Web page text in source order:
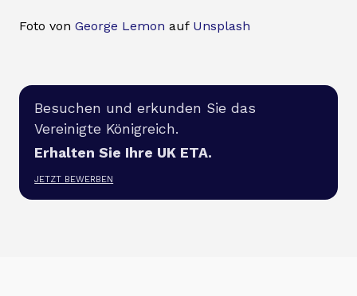
Foto von George Lemon auf Unsplash
Besuchen und erkunden Sie das
Vereinigte Königreich.
Erhalten Sie Ihre UK ETA.
JETZT BEWERBEN